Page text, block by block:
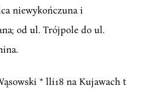
niewykończuna i
od ul. Trójpole do ul.
* lli18 na Kujawach t